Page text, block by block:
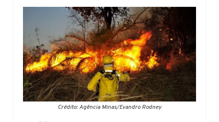
Crédito: Agência Minas/Evandro Rodney